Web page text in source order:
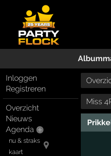
Inloggen
Registreren
Overzicht
Nieuws
Agenda
nu & straks
kaart
Miss